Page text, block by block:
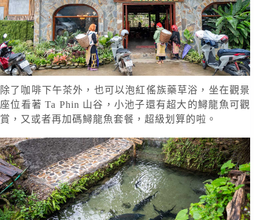
除了咖啡下午茶外，也可以泡紅傜族藥草浴，坐在觀景
座位看著 Ta Phin 山谷，小池子還有超大的鱘龍魚可觀
賞，又或者再加碼鱘龍魚套餐，超級划算的啦。